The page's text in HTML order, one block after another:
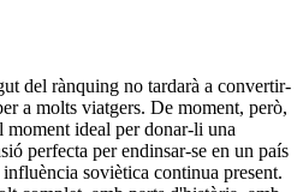
del rànquing no tardarà a convertir-
a molts viatgers. De moment, però,
moment ideal per donar-li una
perfecta per endinsar-se en un país
soviètica continua present.